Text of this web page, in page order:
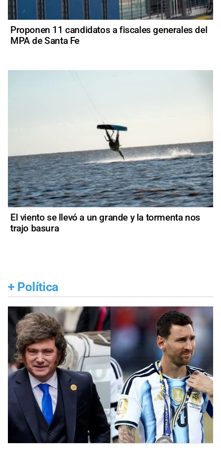
Proponen 11 candidatos a fiscales generales del
MPA de Santa Fe
El viento se llevó a un grande y la tormenta nos
trajo basura
+ Política